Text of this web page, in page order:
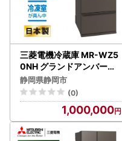
三菱電機冷蔵庫 MR-WZ5
0NH グランドアンバーグ
レー 6ドア 観音開き 標準
設置付【沖縄・離島・一部
山間地域：配送不可】冷凍
庫 冷蔵 冷凍 家電 家電製品
電化製品 キッチン家電 家
庭用
静岡県静岡市
(0)
1,000,000